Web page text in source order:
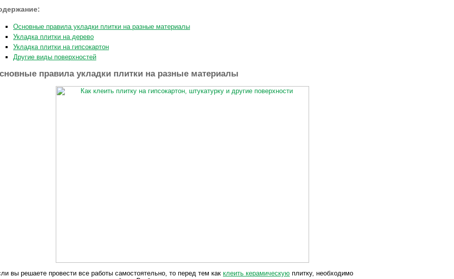
Основные правила укладки плитки на разные материалы
Укладка плитки на дерево
Укладка плитки на гипсокартон
Другие виды поверхностей
правила укладки плитки на разные материалы
вы решаете провести все работы самостоятельно, то перед тем как клеить керамическую плитку, необходимо